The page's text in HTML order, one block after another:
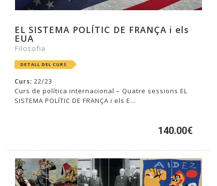
EL SISTEMA POLÍTIC DE FRANÇA i els
EUA
Filosofia
DETALL DEL CURS
Curs: 22/23
Curs de política internacional – Quatre sessions EL
SISTEMA POLÍTIC DE FRANÇA i els E...
140.00€